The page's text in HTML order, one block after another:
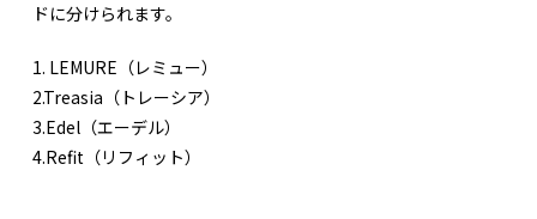
ドに分けられます。
1. LEMURE（レミュー）
2.Treasia（トレーシア）
3.Edel（エーデル）
4.Refit（リフィット）